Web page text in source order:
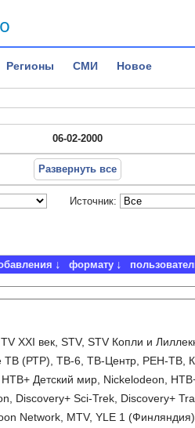
Регионы СМИ Новое
06-02-2000
Развернуть все
Источник:
формату
XXI век, STV, STV Копли и
ТВ (РТР), ТВ-6, ТВ-Центр, РЕН-ТВ,
Детский мир, Nickelodeon,
Discovery+ Sci-Trek, Discovery+
Network, MTV, YLE 1